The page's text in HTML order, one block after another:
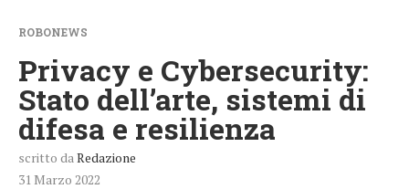
ROBONEWS
Privacy e Cybersecurity:
Stato dell’arte, sistemi di
difesa e resilienza
scritto da Redazione
31 Marzo 2022